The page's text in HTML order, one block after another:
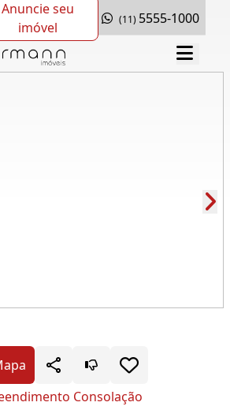
Anuncie seu
imóvel
(11) 5555-1000
Consolação